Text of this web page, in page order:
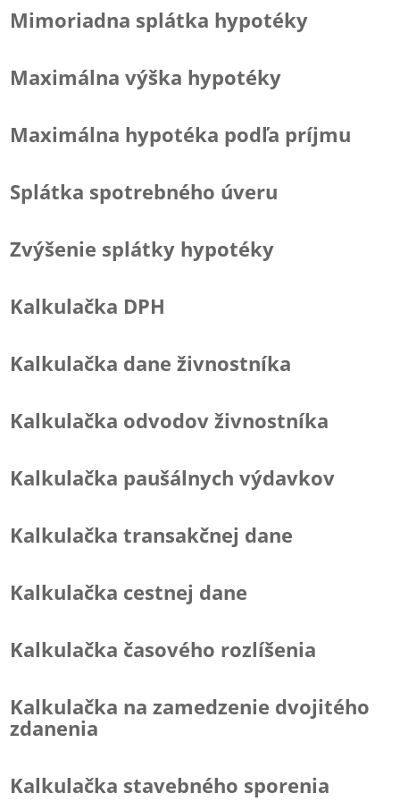
Mimoriadna splátka hypotéky
Maximálna výška hypotéky
Maximálna hypotéka podľa príjmu
Splátka spotrebného úveru
Zvýšenie splátky hypotéky
Kalkulačka DPH
Kalkulačka dane živnostníka
Kalkulačka odvodov živnostníka
Kalkulačka paušálnych výdavkov
Kalkulačka transakčnej dane
Kalkulačka cestnej dane
Kalkulačka časového rozlíšenia
Kalkulačka na zamedzenie dvojitého
zdanenia
Kalkulačka stavebného sporenia